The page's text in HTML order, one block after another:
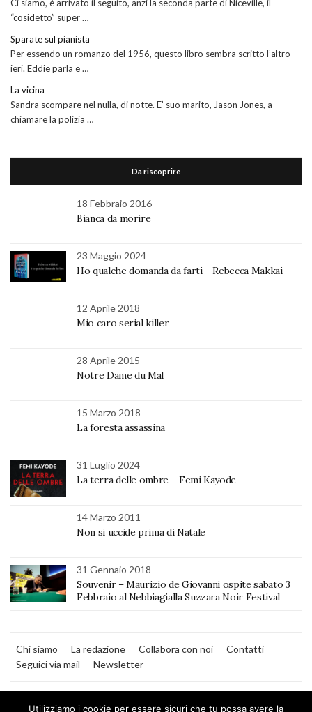
Ci siamo, è arrivato il seguito, anzi la seconda parte di Niceville, il
“cosidetto” super …
Sparate sul pianista
Per essendo un romanzo del 1956, questo libro sembra scritto l’altro
ieri. Eddie parla e …
La vicina
Sandra scompare nel nulla, di notte. E’ suo marito, Jason Jones, a
chiamare la polizia …
Da riscoprire
18 Febbraio 2016
Bianca da morire
23 Maggio 2024
Ho qualche domanda da farti – Rebecca Makkai
12 Aprile 2018
Mio caro serial killer
28 Aprile 2015
Notre Dame du Mal
15 Marzo 2018
La foresta assassina
31 Luglio 2024
La terra delle ombre – Femi Kayode
14 Marzo 2011
Non si uccide prima di Natale
31 Gennaio 2018
Souvenir – Maurizio de Giovanni ospite sabato 3
Febbraio al Nebbiagialla Suzzara Noir Festival
Chi siamo La redazione Collabora con noi
Contatti
Seguici via mail
Newsletter
Utilizziamo i cookie per essere sicuri che tu possa avere la